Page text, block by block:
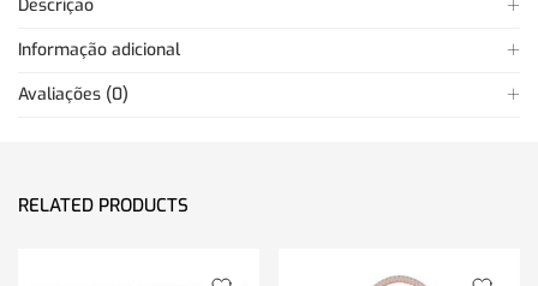
Descrição
Informação adicional
Avaliações (0)
RELATED PRODUCTS